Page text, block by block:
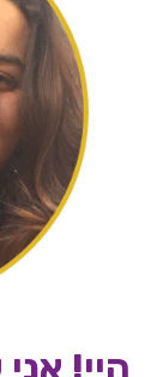
היי!